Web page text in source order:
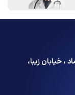
، خیابان زیبا،